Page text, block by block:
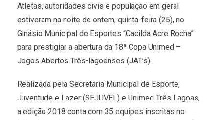
Atletas, autoridades civis e população em geral
estiveram na noite de ontem, quinta-feira (25), no
Ginásio Municipal de Esportes “Cacilda Acre Rocha”
para prestigiar a abertura da 18ª Copa Unimed –
Jogos Abertos Três-lagoenses (JAT’s).
Realizada pela Secretaria Municipal de Esporte,
Juventude e Lazer (SEJUVEL) e Unimed Três Lagoas,
a edição 2018 conta com 35 equipes inscritas no